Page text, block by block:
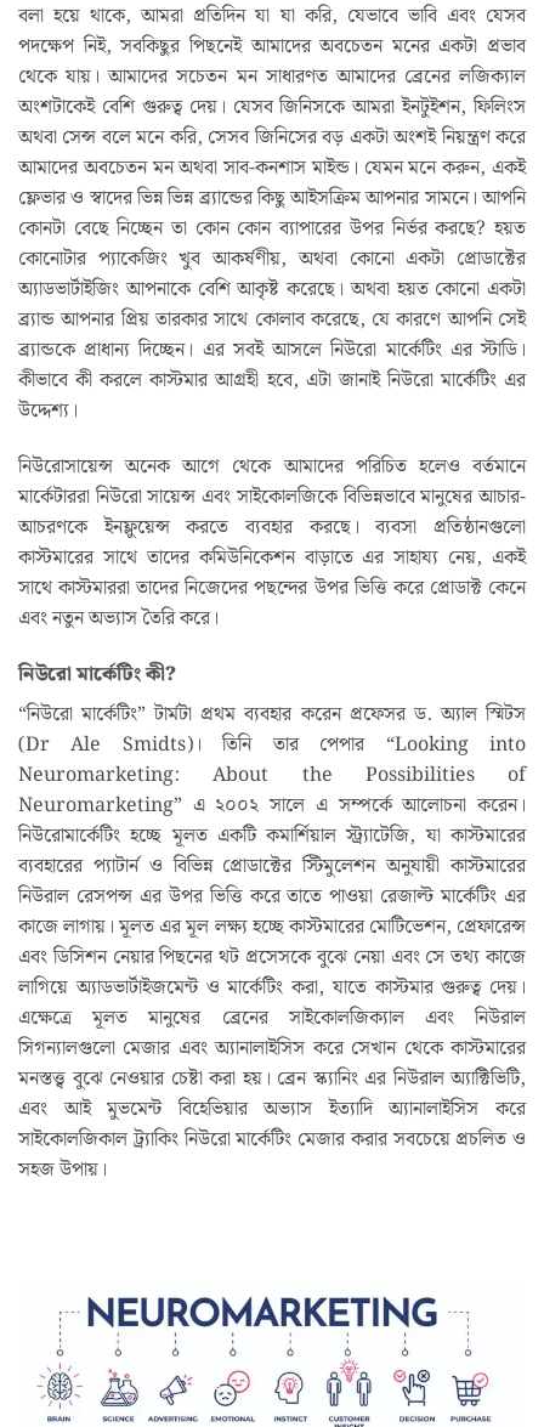
বলা হয়ে থাকে, আমরা প্রতিদিন যা যা করি, যেভাবে ভাবি এবং যেসব
পদক্ষেপ নিই, সবকিছুর পিছনেই আমাদের অবচেতন মনের একটা প্রভাব
থেকে যায়। আমাদের সচেতন মন সাধারণত আমাদের ব্রেনের লজিক্যাল
অংশটাকেই বেশি গুরুত্ব দেয়। যেসব জিনিসকে আমরা ইনটুইশন, ফিলিংস
অথবা সেন্স বলে মনে করি, সেসব জিনিসের বড় একটা অংশই নিয়ন্ত্রণ করে
আমাদের অবচেতন মন অথবা সাব-কনশাস মাইন্ড। যেমন মনে করুন, একই
ফ্লেভার ও স্বাদের ভিন্ন ভিন্ন ব্র‍্যান্ডের কিছু আইসক্রিম আপনার সামনে। আপনি
কোনটা বেছে নিচ্ছেন তা কোন কোন ব্যাপারের উপর নির্ভর করছে? হয়ত
কোনোটার প্যাকেজিং খুব আকর্ষণীয়, অথবা কোনো একটা প্রোডাক্টের
অ্যাডভার্টাইজিং আপনাকে বেশি আকৃষ্ট করেছে। অথবা হয়ত কোনো একটা
ব্র‍্যান্ড আপনার প্রিয় তারকার সাথে কোলাব করেছে, যে কারণে আপনি সেই
ব্র‍্যান্ডকে প্রাধান্য দিচ্ছেন। এর সবই আসলে নিউরো মার্কেটিং এর স্টাডি।
কীভাবে কী করলে কাস্টমার আগ্রহী হবে, এটা জানাই নিউরো মার্কেটিং এর
উদ্দেশ্য।
নিউরোসায়েন্স অনেক আগে থেকে আমাদের পরিচিত হলেও বর্তমানে
মার্কেটাররা নিউরো সায়েন্স এবং সাইকোলজিকে বিভিন্নভাবে মানুষের আচার-
আচরণকে ইনফ্লুয়েন্স করতে ব্যবহার করছে। ব্যবসা প্রতিষ্ঠানগুলো
কাস্টমারের সাথে তাদের কমিউনিকেশন বাড়াতে এর সাহায্য নেয়, একই
সাথে কাস্টমাররা তাদের নিজেদের পছন্দের উপর ভিত্তি করে প্রোডাক্ট কেনে
এবং নতুন অভ্যাস তৈরি করে।
নিউরো মার্কেটিং কী?
“নিউরো মার্কেটিং” টার্মটা প্রথম ব্যবহার করেন প্রফেসর ড. অ্যাল স্মিটস
(Dr Ale Smidts)। তিনি তার পেপার “Looking into
Neuromarketing: About the Possibilities of
Neuromarketing” এ ২০০২ সালে এ সম্পর্কে আলোচনা করেন।
নিউরোমার্কেটিং হচ্ছে মূলত একটি কমার্শিয়াল স্ট্র‍্যাটেজি, যা কাস্টমারের
ব্যবহারের প্যাটার্ন ও বিভিন্ন প্রোডাক্টের স্টিমুলেশন অনুযায়ী কাস্টমারের
নিউরাল রেসপন্স এর উপর ভিত্তি করে তাতে পাওয়া রেজাল্ট মার্কেটিং এর
কাজে লাগায়। মূলত এর মূল লক্ষ্য হচ্ছে কাস্টমারের মোটিভেশন, প্রেফারেন্স
এবং ডিসিশন নেয়ার পিছনের থট প্রসেসকে বুঝে নেয়া এবং সে তথ্য কাজে
লাগিয়ে অ্যাডভার্টাইজমেন্ট ও মার্কেটিং করা, যাতে কাস্টমার গুরুত্ব দেয়।
এক্ষেত্রে মূলত মানুষের ব্রেনের সাইকোলজিক্যাল এবং নিউরাল
সিগন্যালগুলো মেজার এবং অ্যানালাইসিস করে সেখান থেকে কাস্টমারের
মনস্তত্ত্ব বুঝে নেওয়ার চেষ্টা করা হয়। ব্রেন স্ক্যানিং এর নিউরাল অ্যাক্টিভিটি,
এবং আই মুভমেন্ট বিহেভিয়ার অভ্যাস ইত্যাদি অ্যানালাইসিস করে
সাইকোলজিকাল ট্র‍্যাকিং নিউরো মার্কেটিং মেজার করার সবচেয়ে প্রচলিত ও
সহজ উপায়।